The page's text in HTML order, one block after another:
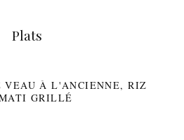
Plats
VEAU À L'ANCIENNE, RIZ
GRILLÉ